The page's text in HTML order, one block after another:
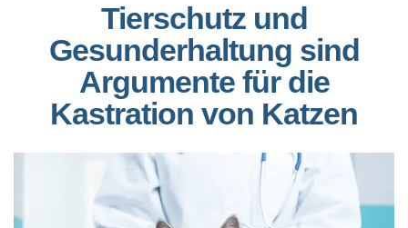
Tierschutz und
Gesunderhaltung sind
Argumente für die
Kastration von Katzen